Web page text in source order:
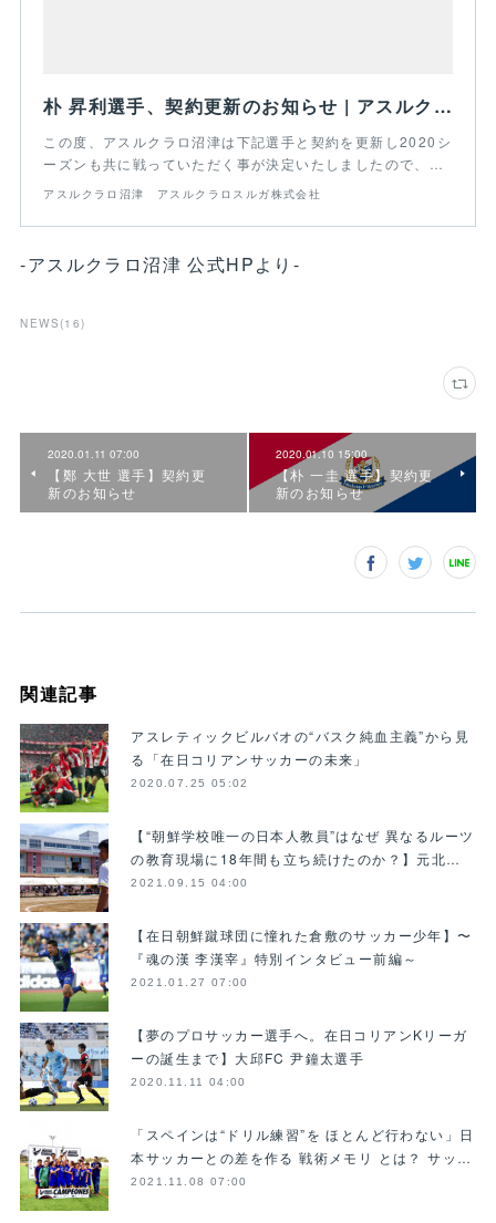
朴 昇利選手、契約更新のお知らせ | アスルクラロ沼津 アスルクラロスルガ株式会社
この度、アスルクラロ沼津は下記選手と契約を更新し2020シ
ーズンも共に戦っていただく事が決定いたしましたので、…
アスルクラロ沼津 アスルクラロスルガ株式会社
-アスルクラロ沼津 公式HPより-
NEWS (16)
2020.01.11 07:00
【鄭 大世 選手】契約更
新のお知らせ
2020.01.10 15:00
【朴 一圭 選手】契約更
新のお知らせ
関連記事
アスレティックビルバオの“バスク純血主義”から見
る「在日コリアンサッカーの未来」
2020.07.25 05:02
【“朝鮮学校唯一の日本人教員”はなぜ 異なるルーツ
の教育現場に18年間も立ち続けたのか？】元北…
2021.09.15 04:00
【在日朝鮮蹴球団に憧れた倉敷のサッカー少年】〜
『魂の漢 李漢宰』特別インタビュー前編～
2021.01.27 07:00
【夢のプロサッカー選手へ。在日コリアンKリーガ
ーの誕生まで】大邱FC 尹鐘太選手
2020.11.11 04:00
「スペインは“ドリル練習”を ほとんど行わない」日
本サッカーとの差を作る 戦術メモリ とは？ サッ…
2021.11.08 07:00